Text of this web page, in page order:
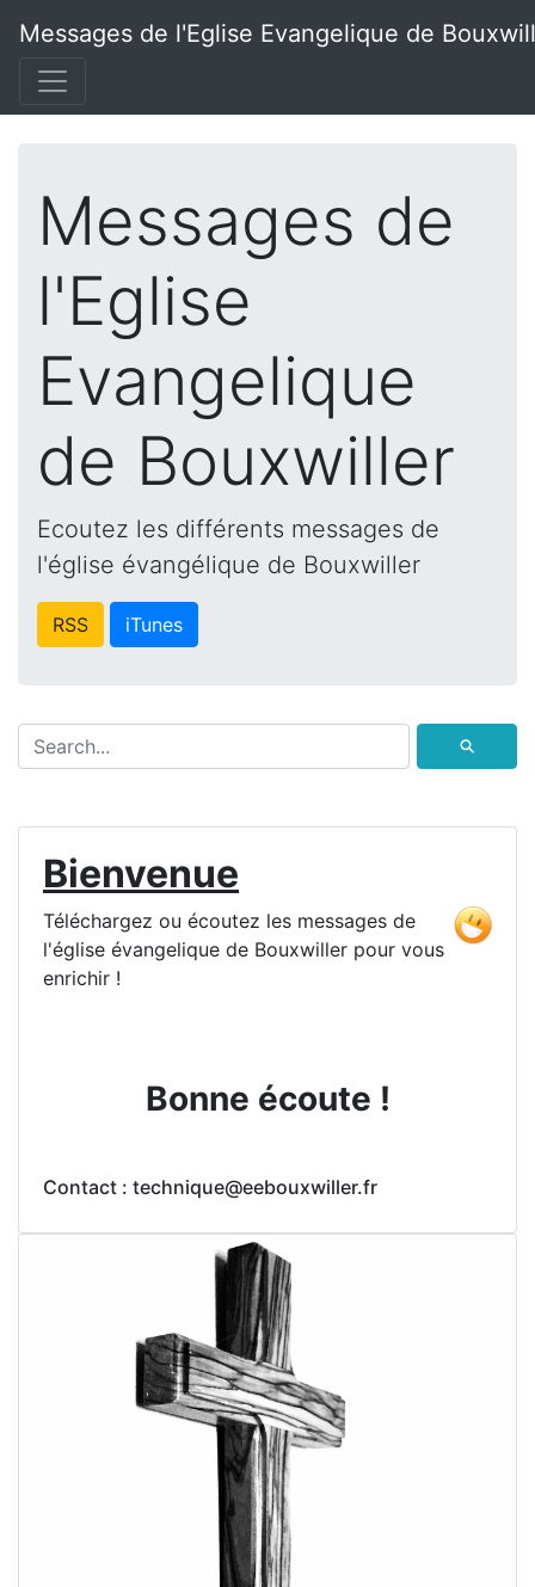
Messages de l'Eglise Evangelique de
Messages de
l'Eglise
Evangelique
de Bouxwiller
Ecoutez les différents messages de
l'église évangélique de Bouxwiller
RSS iTunes
⚲
Bienvenue
Téléchargez ou écoutez les messages de
l'église évangelique de Bouxwiller pour vous
enrichir !
Bonne écoute !
Contact : technique@eebouxwiller.fr